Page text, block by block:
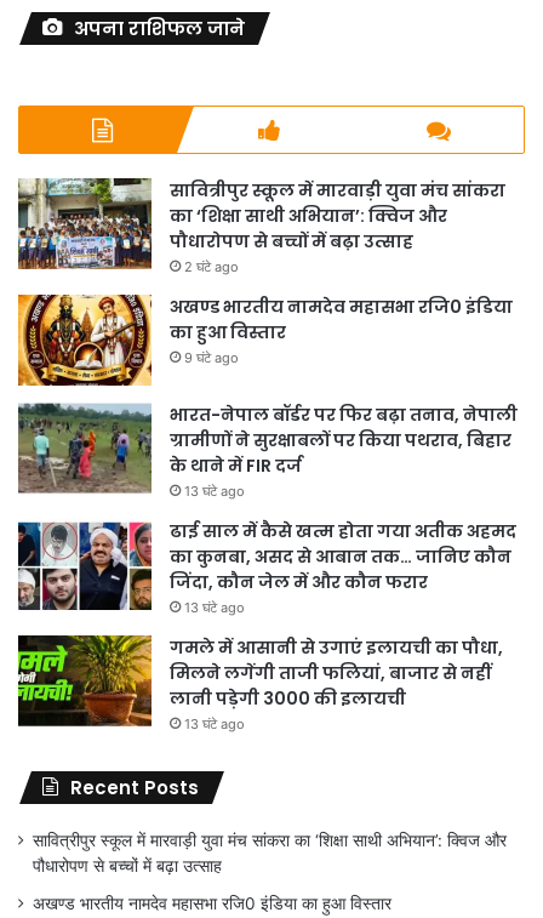
अपना राशिफल जाने
सावित्रीपुर स्कूल में मारवाड़ी युवा मंच सांकरा
का ‘शिक्षा साथी अभियान’: क्विज और
पौधारोपण से बच्चों में बढ़ा उत्साह
2 घंटे ago
अखण्ड भारतीय नामदेव महासभा रजि0 इंडिया
का हुआ विस्तार
9 घंटे ago
भारत-नेपाल बॉर्डर पर फिर बढ़ा तनाव, नेपाली
ग्रामीणों ने सुरक्षाबलों पर किया पथराव, बिहार
के थाने में FIR दर्ज
13 घंटे ago
ढाई साल में कैसे खत्म होता गया अतीक अहमद
का कुनबा, असद से आबान तक… जानिए कौन
जिंदा, कौन जेल में और कौन फरार
13 घंटे ago
गमले में आसानी से उगाएं इलायची का पौधा,
मिलने लगेंगी ताजी फलियां, बाजार से नहीं
लानी पड़ेगी 3000 की इलायची
13 घंटे ago
Recent Posts
सावित्रीपुर स्कूल में मारवाड़ी युवा मंच सांकरा का ‘शिक्षा साथी अभियान’: क्विज और
पौधारोपण से बच्चों में बढ़ा उत्साह
अखण्ड भारतीय नामदेव महासभा रजि0 इंडिया का हुआ विस्तार